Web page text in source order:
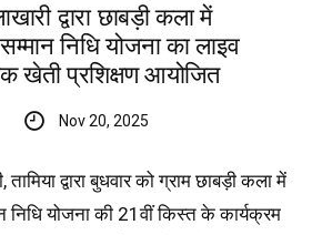
द्वारा छाबड़ी कला में
निधि योजना का लाइव
खेती प्रशिक्षण आयोजित
Nov 20, 2025
द्वारा बुधवार को ग्राम छाबड़ी कला में
निधि योजना की 21वीं किस्त के कार्यक्रम